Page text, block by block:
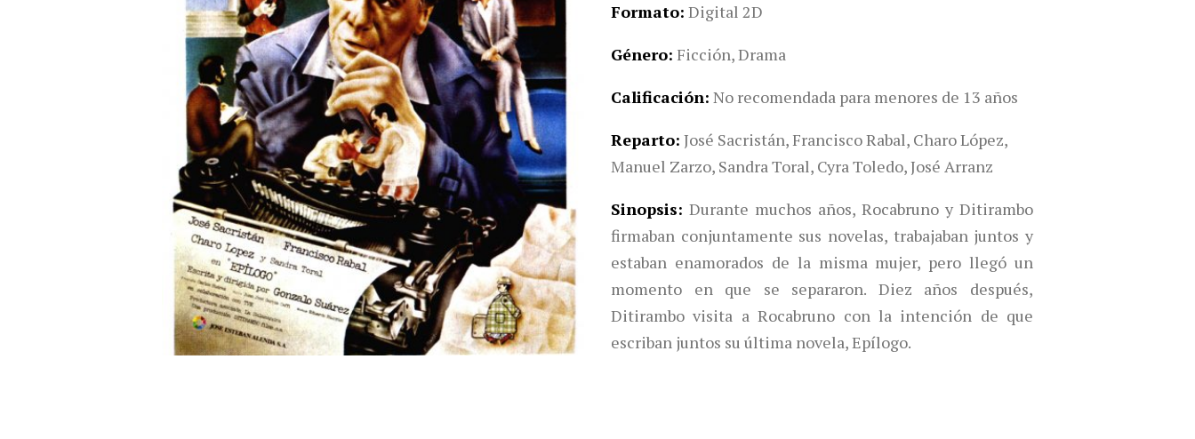
Formato Digital 2D
Género Ficción, Drama
Calificación No recomendada para menores de 13 años
Reparto José Sacristán, Francisco Rabal, Charo López,
Manuel Zarzo, Sandra Toral, Cyra Toledo, José Arranz
Sinopsis Durante muchos años, Rocabruno y Ditirambo
firmaban conjuntamente sus novelas, trabajaban juntos y
estaban enamorados de la misma mujer, pero llegó un
momento en que se separaron. Diez años después,
Ditirambo visita a Rocabruno con la intención de que
escriban juntos su última novela, Epílogo.